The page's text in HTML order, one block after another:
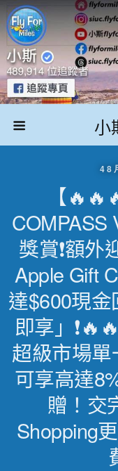
小
4 8
【
COMPASS
獎賞❗額
Apple Gift
達$600現
即享」
超級市場單
可享高達
贈！交
Shopping